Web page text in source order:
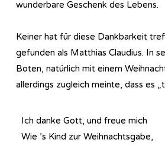
wunderbare Geschenk des Lebens.
Keiner hat für diese Dankbarkeit
gefunden als Matthias Claudius. In
Boten, natürlich mit einem
allerdings zugleich meinte, dass es
Ich danke Gott, und freue mich
Wie ’s Kind zur Weihnachtsgabe,